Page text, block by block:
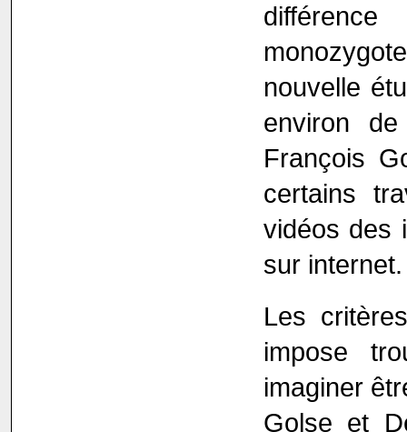
nouvelle
environ
François
certains
vidéos des
sur internet.
Les
impose
imaginer
Golse et